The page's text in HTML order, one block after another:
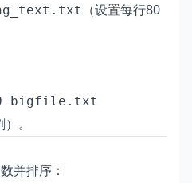
（设置每行80
bigfile.txt
。
并排序：